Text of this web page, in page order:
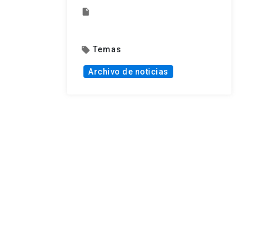
insert_drive_file
local_offer Temas
Archivo de noticias